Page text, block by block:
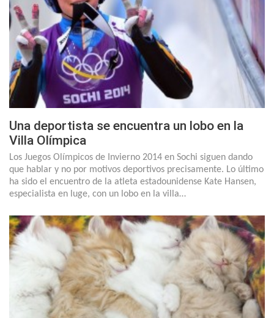
Una deportista se encuentra un lobo en la
Villa Olímpica
Los Juegos Olímpicos de Invierno 2014 en Sochi siguen dando
que hablar y no por motivos deportivos precisamente. Lo último
ha sido el encuentro de la atleta estadounidense Kate Hansen,
especialista en luge, con un lobo en la villa…